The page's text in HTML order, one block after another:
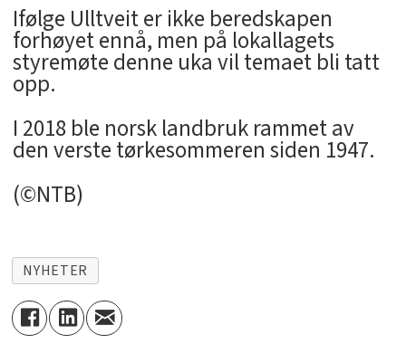
Ifølge Ulltveit er ikke beredskapen
forhøyet ennå, men på lokallagets
styremøte denne uka vil temaet bli tatt
opp.
I 2018 ble norsk landbruk rammet av
den verste tørkesommeren siden 1947.
(©NTB)
NYHETER